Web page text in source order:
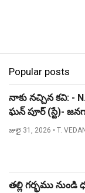
Popular posts
నాకు నచ్చిన కవి: -
ఘన్ పూర్ (స్టే)-
జులై 31, 2026 • T.
తల్లి గర్భము